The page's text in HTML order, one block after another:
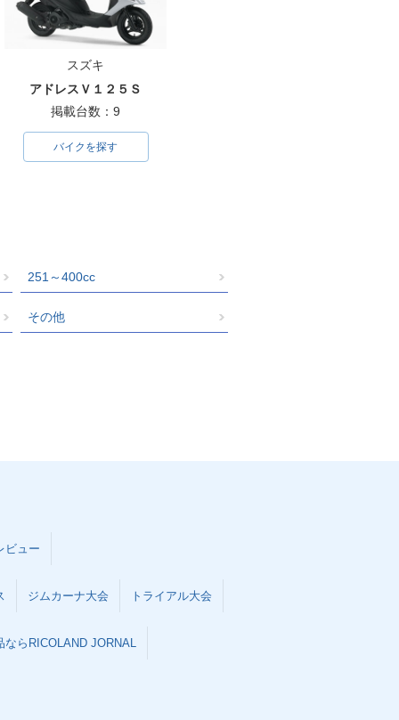
スズキ
アドレスＶ１２５Ｓ
掲載台数：9
バイクを探す
251～400cc
その他
ビュー
ジムカーナ大会 トライアル大会
ならRICOLAND JORNAL